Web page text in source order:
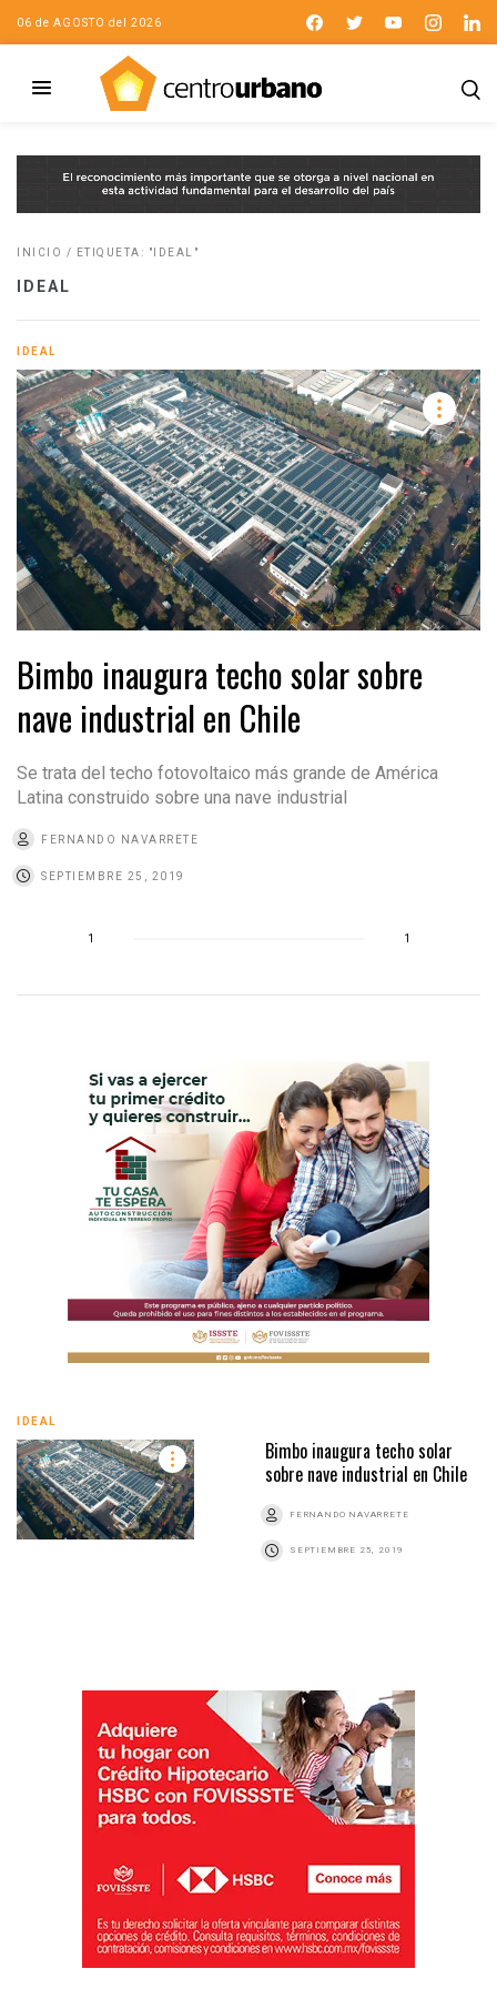
06 de AGOSTO del 2026
INICIO / ETIQUETA: "IDEAL"
IDEAL
IDEAL
Bimbo inaugura techo solar sobre
nave industrial en Chile
Se trata del techo fotovoltaico más grande de América
Latina construido sobre una nave industrial
FERNANDO NAVARRETE
SEPTIEMBRE 25, 2019
1 1
IDEAL
Bimbo inaugura techo solar
sobre nave industrial en Chile
FERNANDO NAVARRETE
SEPTIEMBRE 25, 2019